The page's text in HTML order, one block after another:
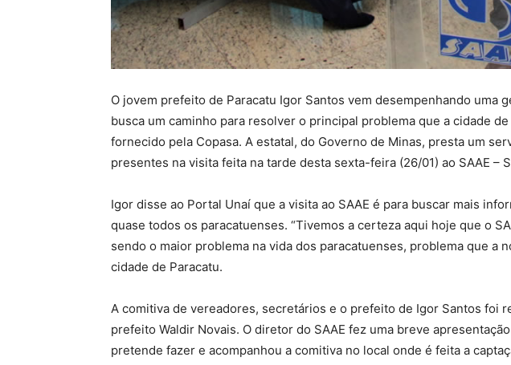
O jovem prefeito de Paracatu Igor Santos vem desempenhando
busca um caminho para resolver o principal problema que a cidade
fornecido pela Copasa. A estatal, do Governo de Minas, presta um
presentes na visita feita na tarde desta sexta-feira (26/01) ao SAAE –
Igor disse ao Portal Unaí que a visita ao SAAE é para buscar mais
quase todos os paracatuenses. “Tivemos a certeza aqui hoje que o
sendo o maior problema na vida dos paracatuenses, problema que
cidade de Paracatu.
A comitiva de vereadores, secretários e o prefeito de Igor Santos foi
prefeito Waldir Novais. O diretor do SAAE fez uma breve
pretende fazer e acompanhou a comitiva no local onde é feita a